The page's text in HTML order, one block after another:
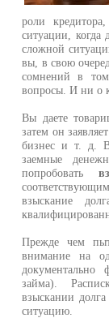
роли
ситуации, когда
сложной
вы, в свою
сомнений в
вопросы. И ни о
Вы даете
затем он
бизнес и т. д. В
заемные
попробовать
взыскание
Прежде чем
внимание на
документально
займа).
взыскании долга
ситуацию.